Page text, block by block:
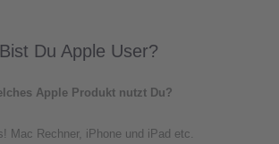
Bist Du Apple User?
Apple Produkt nutzt Du?
Mac Rechner, iPhone und iPad etc.